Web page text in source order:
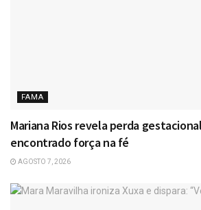
FAMA
Mariana Rios revela perda
encontrado força na fé
AGOSTO 7, 2026